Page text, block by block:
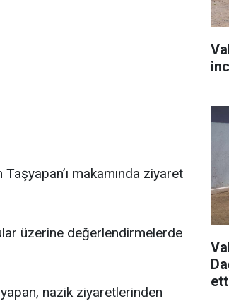
makamında ziyaret
üzerine değerlendirmelerde
nazik ziyaretlerinden